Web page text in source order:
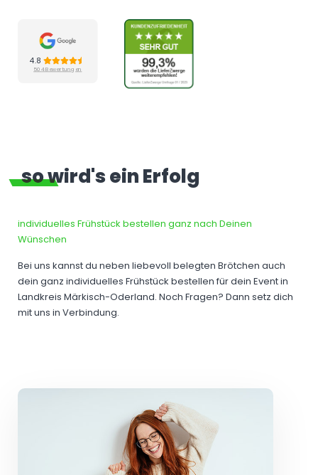
4.8
504 Bewertungen
so wird's ein Erfolg
individuelles Frühstück bestellen ganz nach Deinen
Wünschen
Bei uns kannst du neben liebevoll belegten Brötchen auch
dein ganz individuelles Frühstück bestellen für dein Event in
Landkreis Märkisch-Oderland. Noch Fragen? Dann setz dich
mit uns in Verbindung.